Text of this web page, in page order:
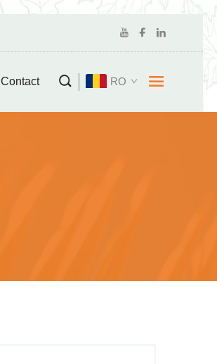
Contact RO